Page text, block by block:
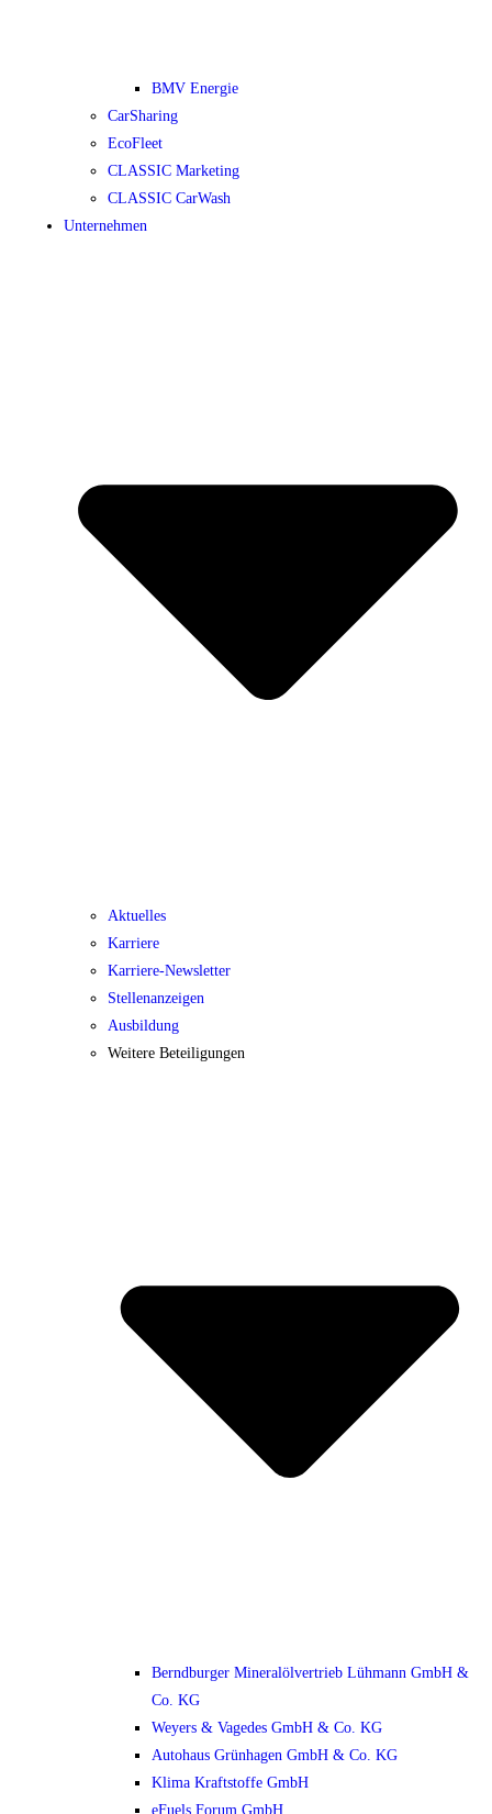
BMV Energie
CarSharing
EcoFleet
CLASSIC Marketing
CLASSIC CarWash
Unternehmen
Aktuelles
Karriere
Karriere-Newsletter
Stellenanzeigen
Ausbildung
Weitere Beteiligungen
Berndburger Mineralölvertrieb Lühmann GmbH &
Co. KG
Weyers & Vagedes GmbH & Co. KG
Autohaus Grünhagen GmbH & Co. KG
Klima Kraftstoffe GmbH
eFuels Forum GmbH